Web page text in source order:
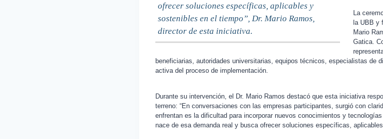
ofrecer soluciones específicas, aplicables y
sostenibles en el tiempo”, Dr. Mario Ramos,
director de esta iniciativa.
La
la UBB y
Mario
Gatica.
beneficiarias, autoridades universitarias, equipos técnicos, especialistas de
activa del proceso de implementación.
Durante su intervención, el Dr. Mario Ramos destacó que esta iniciativa
terreno: “En conversaciones con las empresas participantes, surgió con
enfrentan es la dificultad para incorporar nuevos conocimientos y
nace de esa demanda real y busca ofrecer soluciones específicas,